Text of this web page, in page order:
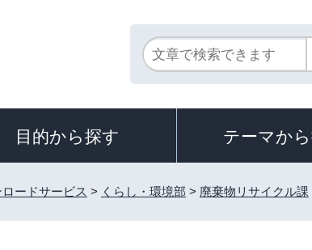
目的から探す テーマか
ードサービス > くらし・環境部 > 廃棄物リサイクル課